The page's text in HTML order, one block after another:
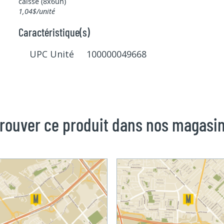
1,04$/unité
Caractéristique(s)
UPC Unité 100000049668
ce produit dans nos